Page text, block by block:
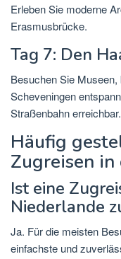
Erleben Sie moderne
Erasmusbrücke.
Tag 7: Den
Besuchen Sie
Scheveningen
Straßenbahn erreichbar.
Häufig
Zugreisen
Ist eine
Niederlande
Ja. Für die meisten
einfachste und